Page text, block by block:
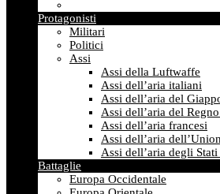
Protagonisti
Militari
Politici
Assi
Assi della Luftwaffe
Assi dell’aria italiani
Assi dell’aria del
Assi dell’aria del
Assi dell’aria francesi
Assi dell’aria
Assi dell’aria degli
Battaglie
Europa Occidentale